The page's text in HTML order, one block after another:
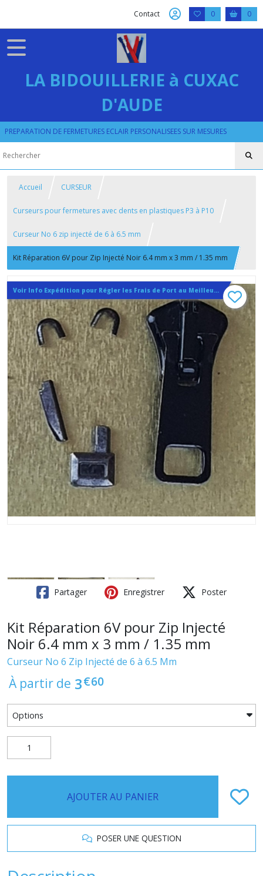
Contact 0 0
LA BIDOUILLERIE à CUXAC
D'AUDE
PREPARATION DE FERMETURES ECLAIR PERSONALISEES SUR MESURES
Accueil CURSEUR
Curseurs pour fermetures avec dents en plastiques P3 à P10
Curseur No 6 zip injecté de 6 à 6.5 mm
Kit Réparation 6V pour Zip Injecté Noir 6.4 mm x 3 mm / 1.35 mm
Voir Info Expédition pour Régler les Frais de Port au Meilleur Prix , En haut d'ecran à Droite
Partager Enregistrer Poster
Kit Réparation 6V pour Zip Injecté
Noir 6.4 mm x 3 mm / 1.35 mm
Curseur No 6 Zip Injecté de 6 à 6.5 Mm
À partir de 3€60
AJOUTER AU PANIER
POSER UNE QUESTION